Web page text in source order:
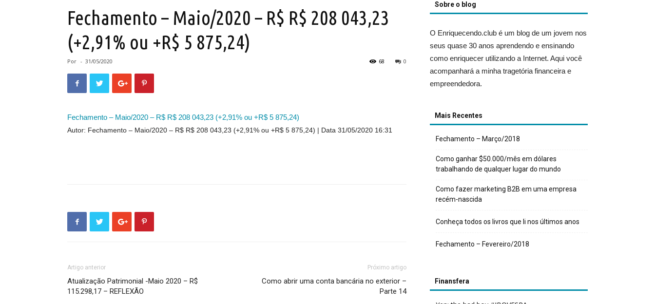
Fechamento – Maio/2020 – R$ R$ 208 043,23
(+2,91% ou +R$ 5 875,24)
Por - 31/05/2020 0
68
Fechamento – Maio/2020 – R$ R$ 208 043,23 (+2,91% ou +R$ 5 875,24)
Autor: Fechamento – Maio/2020 – R$ R$ 208 043,23 (+2,91% ou +R$ 5 875,24) Data 31/05/2020 16:31
Artigo anterior
Atualização Patrimonial -Maio 2020 – R$
115.298,17 – REFLEXÃO
Próximo artigo
Como abrir uma conta bancária no exterior –
Parte 14
Sobre o blog
O Enriquecendo.club é um blog de um jovem nos
seus quase 30 anos aprendendo e ensinando
como enriquecer utilizando a Internet. Aqui você
acompanhará a minha tragetória financeira e
empreendedora.
Mais Recentes
Fechamento – Março/2018
Como ganhar $50.000/mês em dólares
trabalhando de qualquer lugar do mundo
Como fazer marketing B2B em uma empresa
recém-nascida
Conheça todos os livros que li nos últimos anos
Fechamento – Fevereiro/2018
Finansfera